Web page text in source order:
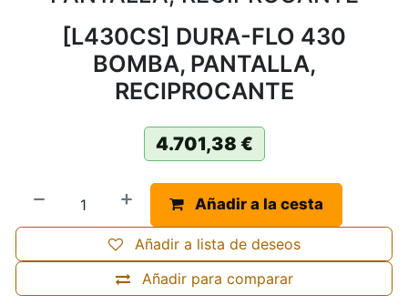
[L430CS] DURA-FLO 430
BOMBA, PANTALLA,
RECIPROCANTE
4.701,38 €
Añadir a la cesta
Añadir para comparar
Añadir a lista de deseos